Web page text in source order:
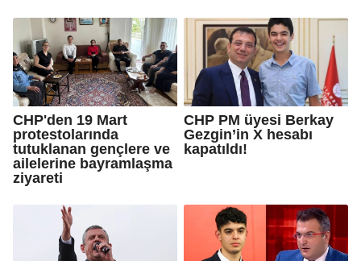
CHP'den 19 Mart
protestolarında
tutuklanan gençlere ve
ailelerine bayramlaşma
ziyareti
CHP PM üyesi Berkay
Gezgin’in X hesabı
kapatıldı!